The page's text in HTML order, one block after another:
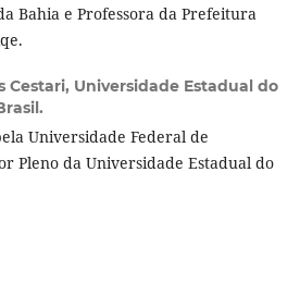
Bahia e Professora da Prefeitura
Cestari, Universidade Estadual do
Universidade Federal de
Pleno da Universidade Estadual do